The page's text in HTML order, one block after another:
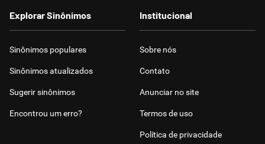
Explorar Sinônimos
Sinônimos populares
Sinônimos atualizados
Sugerir sinônimos
Encontrou um erro?
Institucional
Sobre nós
Contato
Anunciar no site
Termos de uso
Política de privacidade